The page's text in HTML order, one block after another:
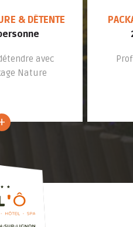
& DÉTENTE
avec
Nature